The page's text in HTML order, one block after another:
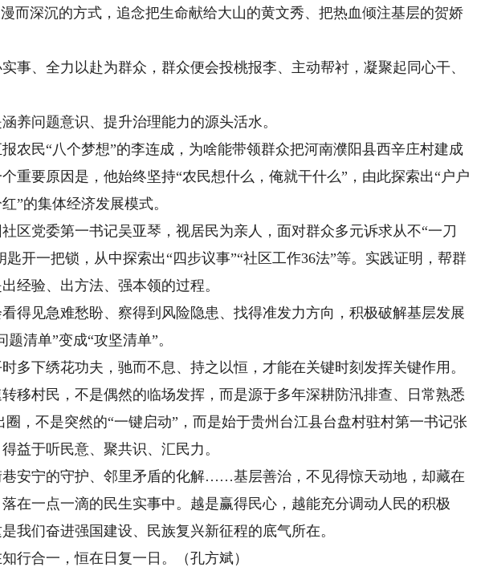
而深沉的方式，追念把生命献给大山的黄文秀、把热血倾注基层的贺娇
、全力以赴为群众，群众便会投桃报李、主动帮衬，凝聚起同心干、
问题意识、提升治理能力的源头活水。
民“八个梦想”的李连成，为啥能带领群众把河南濮阳县西辛庄村建成
重要原因是，他始终坚持“农民想什么，俺就干什么”，由此探索出“户户
”的集体经济发展模式。
党委第一书记吴亚琴，视居民为亲人，面对群众多元诉求从不“一刀
匙开一把锁，从中探索出“四步议事”“社区工作36法”等。实践证明，帮群
经验、出方法、强本领的过程。
见急难愁盼、察得到风险隐患、找得准发力方向，积极破解基层发展
清单”变成“攻坚清单”。
下绣花功夫，驰而不息、持之以恒，才能在关键时刻发挥关键作用。
村民，不是偶然的临场发挥，而是源于多年深耕防汛排查、日常熟悉
圈，不是突然的“一键启动”，而是始于贵州台江县台盘村驻村第一书记张
益于听民意、聚共识、汇民力。
宁的守护、邻里矛盾的化解……基层善治，不见得惊天动地，却藏在
在一点一滴的民生实事中。越是赢得民心，越能充分调动人民的积极
我们奋进强国建设、民族复兴新征程的底气所在。
合一，恒在日复一日。（孔方斌）